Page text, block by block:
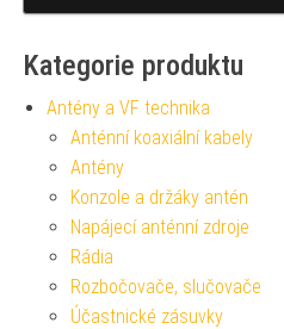
Kategorie produktu
Antény a VF technika
Anténní koaxiální kabely
Antény
Konzole a držáky antén
Napájecí anténní zdroje
Rádia
Rozbočovače, slučovače
Účastnické zásuvky